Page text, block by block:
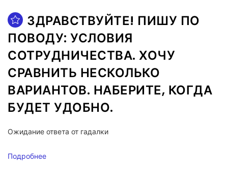
ЗДРАВСТВУЙТЕ! ПИШУ ПО
ПОВОДУ: УСЛОВИЯ
СОТРУДНИЧЕСТВА. ХОЧУ
СРАВНИТЬ НЕСКОЛЬКО
ВАРИАНТОВ. НАБЕРИТЕ, КОГДА
БУДЕТ УДОБНО.
Ожидание ответа от гадалки
Подробнее